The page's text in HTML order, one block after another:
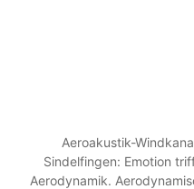
Aeroakustik-
Sindelfingen: Emotion
Aerodynamik.